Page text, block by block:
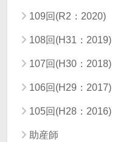
109回(R2：2020)
108回(H31：2019)
107回(H30：2018)
106回(H29：2017)
105回(H28：2016)
助産師